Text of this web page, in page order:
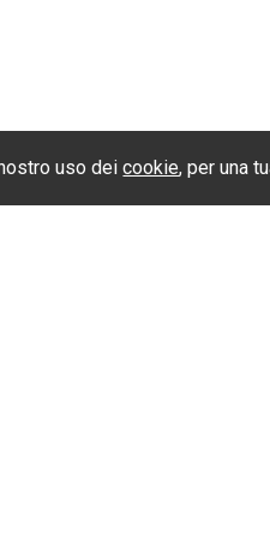
uso deicookie, per una